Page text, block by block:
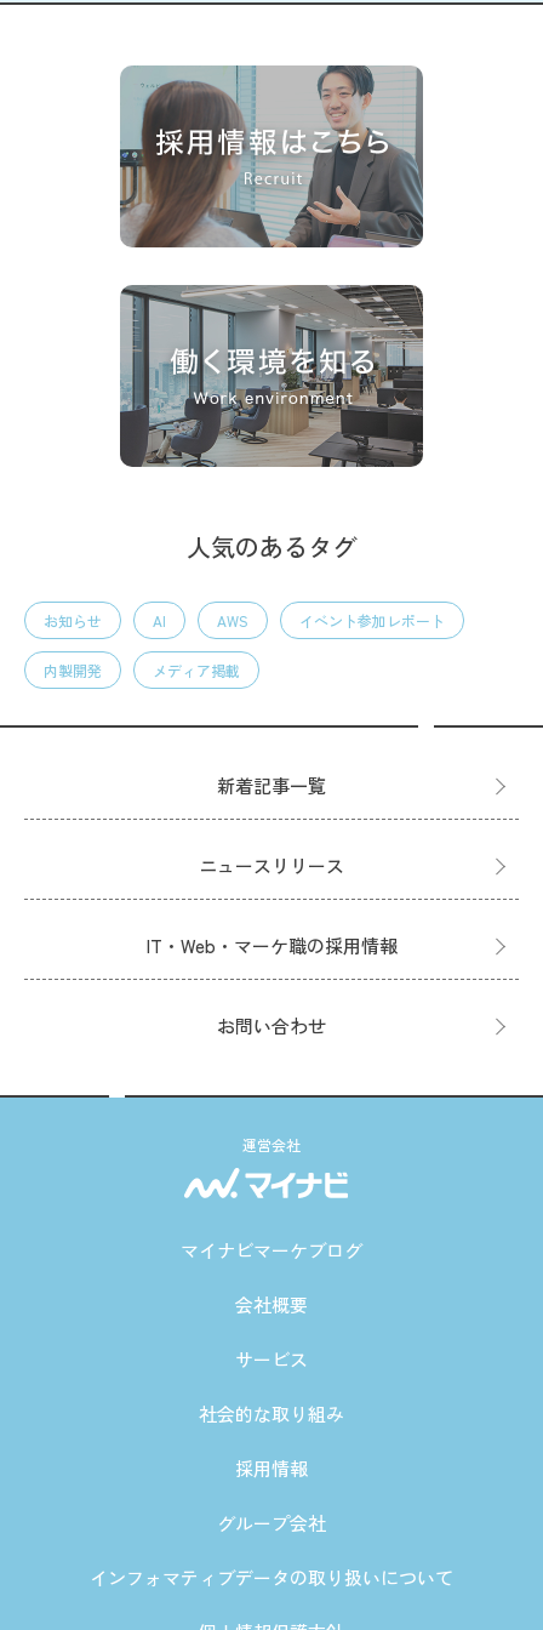
人気のあるタグ
お知らせ AI AWS イベント参加レポート
内製開発 メディア掲載
新着記事一覧
ニュースリリース
IT・Web・マーケ職の採用情報
お問い合わせ
運営会社
マイナビマーケブログ
会社概要
サービス
社会的な取り組み
採用情報
グループ会社
インフォマティブデータの取り扱いについて